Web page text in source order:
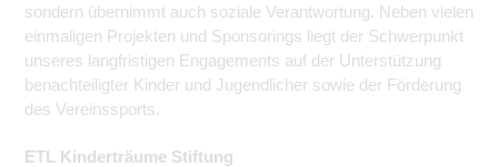
sondern übernimmt auch soziale Verantwortung. Neben vielen
einmaligen Projekten und Sponsorings liegt der Schwerpunkt
unseres langfristigen Engagements auf der Unterstützung
benachteiligter Kinder und Jugendlicher sowie der Förderung
des Vereinssports.
ETL Kinderträume Stiftung